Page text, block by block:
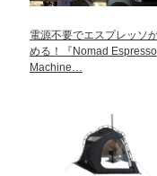
電源不要でエスプレッソ
める！『Nomad Espresso
Machine…